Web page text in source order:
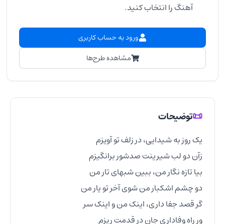
آهنگ را انتخاب کنید.
ورود به حساب کاربری
مشاهده طرح‌ها
📜توضیحات